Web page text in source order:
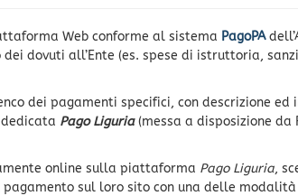
Web conforme al sistema PagoPA
dovuti all’Ente (es. spese di istruttoria,
dei pagamenti specifici, con descrizione ed
Pago Liguria(messa a disposizione da
online sulla piattaforma Pago Liguria,
sul loro sito con una delle modalità